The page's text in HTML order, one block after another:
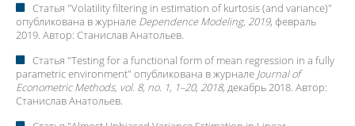
Статья "Volatility filtering in estimation of kurtosis (and variance)"
опубликована в журнале Dependence Modeling, 2019, февраль
2019. Автор: Станислав Анатольев.
Статья "Testing for a functional form of mean regression in a fully
parametric environment" опубликована в журнале Journal of
Econometric Methods, vol. 8, no. 1, 1–20, 2018, декабрь 2018. Автор:
Станислав Анатольев.